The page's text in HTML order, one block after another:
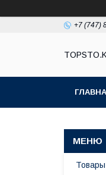
+7 (747)
Товары